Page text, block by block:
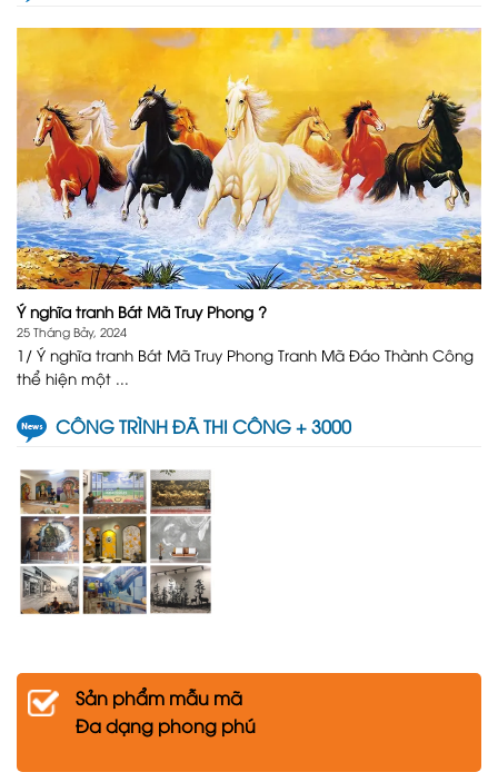
Ý nghĩa tranh Bát Mã Truy Phong ?
25 Tháng Bảy, 2024
1/ Ý nghĩa tranh Bát Mã Truy Phong Tranh Mã Đáo Thành Công
thể hiện một ...
CÔNG TRÌNH ĐÃ THI CÔNG + 3000
Sản phẩm mẫu mã
Đa dạng phong phú